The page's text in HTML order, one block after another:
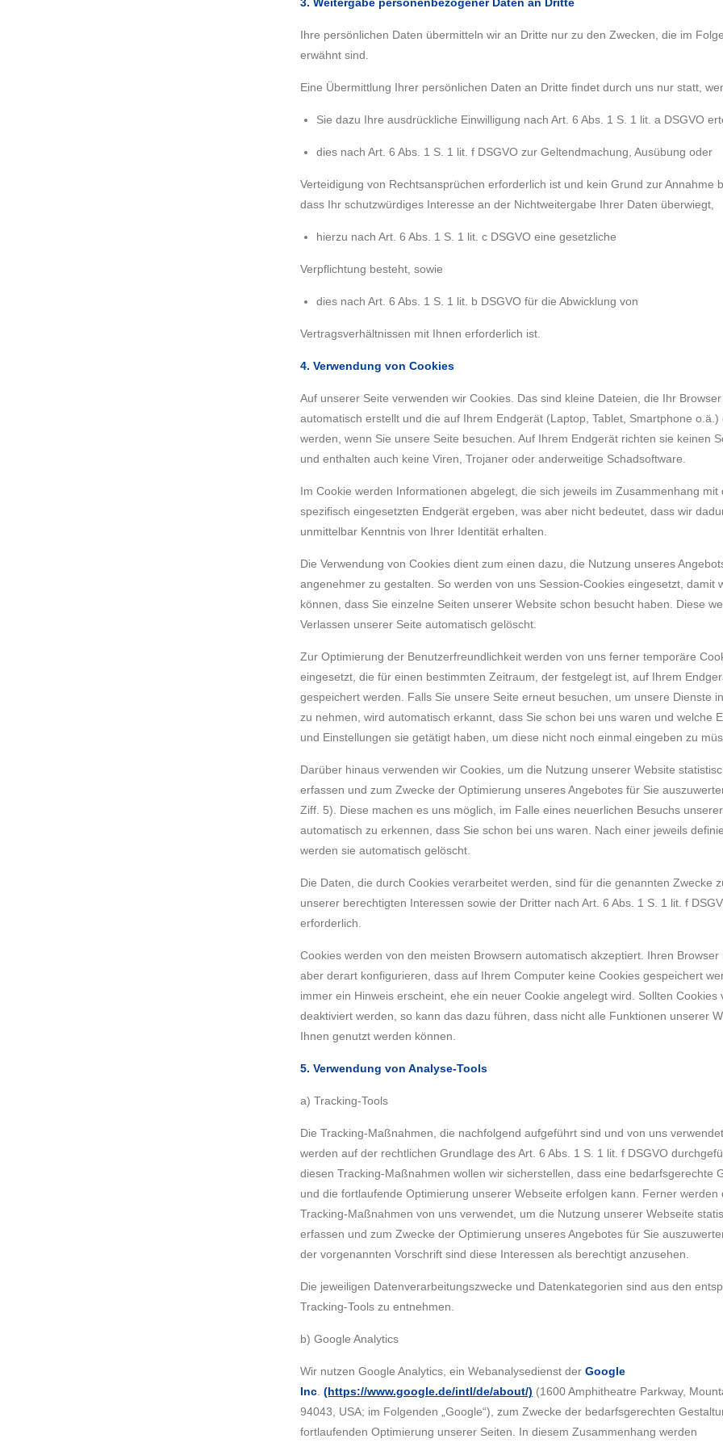
Ihre persönlichen Daten übermitteln wir an Dritte nur zu den Zwecken, die im
erwähnt sind.
Eine Übermittlung Ihrer persönlichen Daten an Dritte findet durch uns nur statt,
Sie dazu Ihre ausdrückliche Einwilligung nach Art. 6 Abs. 1 S. 1 lit. a DSGVO
dies nach Art. 6 Abs. 1 S. 1 lit. f DSGVO zur Geltendmachung, Ausübung oder
Verteidigung von Rechtsansprüchen erforderlich ist und kein Grund zur Annahme
dass Ihr schutzwürdiges Interesse an der Nichtweitergabe Ihrer Daten überwiegt,
hierzu nach Art. 6 Abs. 1 S. 1 lit. c DSGVO eine gesetzliche
Verpflichtung besteht, sowie
dies nach Art. 6 Abs. 1 S. 1 lit. b DSGVO für die Abwicklung von
Vertragsverhältnissen mit Ihnen erforderlich ist.
4. Verwendung von Cookies
Auf unserer Seite verwenden wir Cookies. Das sind kleine Dateien, die Ihr Browser
automatisch erstellt und die auf Ihrem Endgerät (Laptop, Tablet, Smartphone o.ä.)
werden, wenn Sie unsere Seite besuchen. Auf Ihrem Endgerät richten sie keinen
und enthalten auch keine Viren, Trojaner oder anderweitige Schadsoftware.
Im Cookie werden Informationen abgelegt, die sich jeweils im Zusammenhang mit
spezifisch eingesetzten Endgerät ergeben, was aber nicht bedeutet, dass wir
unmittelbar Kenntnis von Ihrer Identität erhalten.
Die Verwendung von Cookies dient zum einen dazu, die Nutzung unseres
angenehmer zu gestalten. So werden von uns Session-Cookies eingesetzt, damit
können, dass Sie einzelne Seiten unserer Website schon besucht haben. Diese
Verlassen unserer Seite automatisch gelöscht.
Zur Optimierung der Benutzerfreundlichkeit werden von uns ferner temporäre
eingesetzt, die für einen bestimmten Zeitraum, der festgelegt ist, auf Ihrem
gespeichert werden. Falls Sie unsere Seite erneut besuchen, um unsere Dienste
zu nehmen, wird automatisch erkannt, dass Sie schon bei uns waren und welche
und Einstellungen sie getätigt haben, um diese nicht noch einmal eingeben zu
Darüber hinaus verwenden wir Cookies, um die Nutzung unserer Website
erfassen und zum Zwecke der Optimierung unseres Angebotes für Sie
Ziff. 5). Diese machen es uns möglich, im Falle eines neuerlichen Besuchs
automatisch zu erkennen, dass Sie schon bei uns waren. Nach einer jeweils
werden sie automatisch gelöscht.
Die Daten, die durch Cookies verarbeitet werden, sind für die genannten Zwecke
unserer berechtigten Interessen sowie der Dritter nach Art. 6 Abs. 1 S. 1 lit. f
erforderlich.
Cookies werden von den meisten Browsern automatisch akzeptiert. Ihren Browser
aber derart konfigurieren, dass auf Ihrem Computer keine Cookies gespeichert
immer ein Hinweis erscheint, ehe ein neuer Cookie angelegt wird. Sollten Cookies
deaktiviert werden, so kann das dazu führen, dass nicht alle Funktionen unserer
Ihnen genutzt werden können.
5. Verwendung von Analyse-Tools
a) Tracking-Tools
Die Tracking-Maßnahmen, die nachfolgend aufgeführt sind und von uns
werden auf der rechtlichen Grundlage des Art. 6 Abs. 1 S. 1 lit. f DSGVO
diesen Tracking-Maßnahmen wollen wir sicherstellen, dass eine bedarfsgerechte
und die fortlaufende Optimierung unserer Webseite erfolgen kann. Ferner werden
Tracking-Maßnahmen von uns verwendet, um die Nutzung unserer Webseite
erfassen und zum Zwecke der Optimierung unseres Angebotes für Sie
der vorgenannten Vorschrift sind diese Interessen als berechtigt anzusehen.
Die jeweiligen Datenverarbeitungszwecke und Datenkategorien sind aus den
Tracking-Tools zu entnehmen.
b) Google Analytics
Wir nutzen Google Analytics, ein Webanalysedienst der Google
Inc (https://www.google.de/intl/de/about/) (1600 Amphitheatre Parkway,
94043, USA; im Folgenden „Google“), zum Zwecke der bedarfsgerechten
fortlaufenden Optimierung unserer Seiten. In diesem Zusammenhang werden